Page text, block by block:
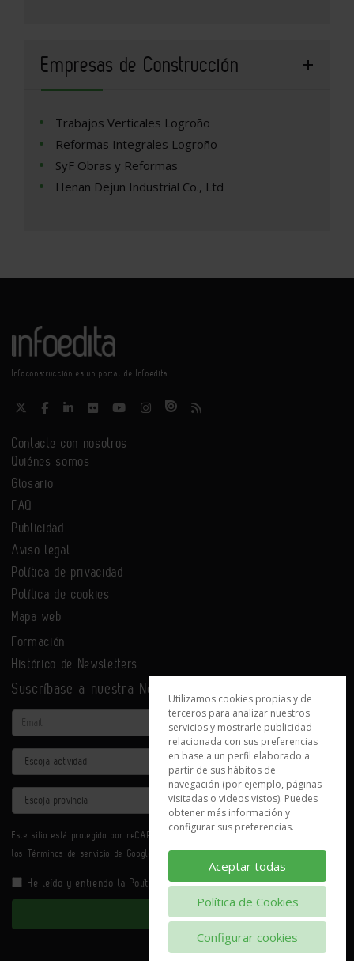
Empresas de Construcción
Trabajos Verticales Logroño
Reformas Integrales Logroño
SyF Obras y Reformas
Henan Dejun Industrial Co., Ltd
Infoconstrucción es un portal de Infoedita
Contacte con nosotros
Quiénes somos
Glosario
FAQ
Publicidad
Aviso legal
Política de privacidad
Política de cookies
Mapa web
Formación
Histórico de Newsletters
Suscríbase a nuestra Newsletter
Email
Actividad
Provincia
Este sitio está protegido por reCAPTCHA y se aplican la
los Términos de servicio de Google.
He leído y entiendo la Política de Privacidad
Enviar
Utilizamos cookies propias y de
terceros para analizar nuestros
servicios y mostrarle publicidad
relacionada con sus preferencias
en base a un perfil elaborado a
partir de sus hábitos de
navegación (por ejemplo, páginas
visitadas o videos vistos). Puedes
obtener más información y
configurar sus preferencias.
Aceptar todas
Política de Cookies
Configurar cookies